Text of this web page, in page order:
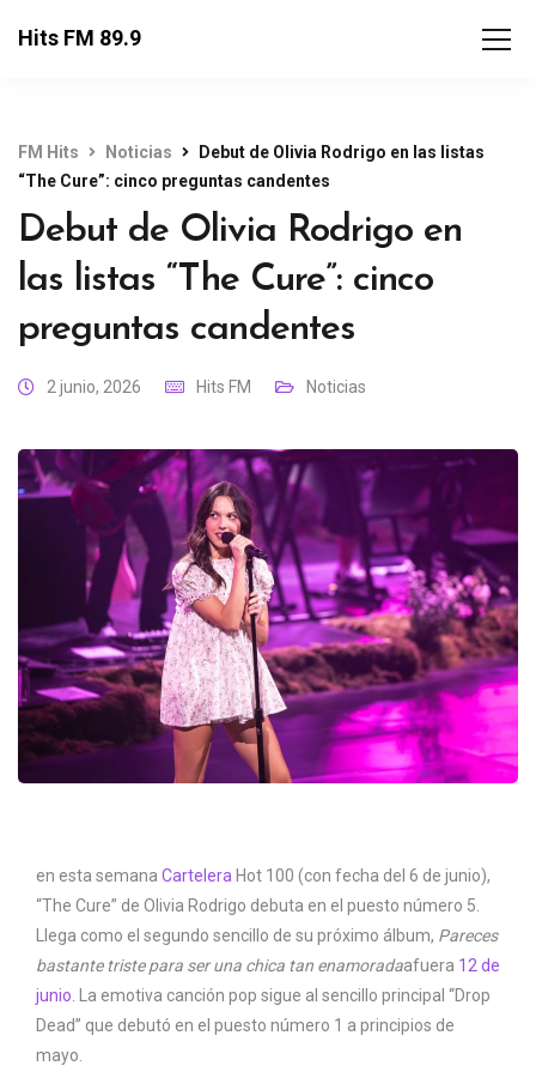
Hits FM 89.9
FM Hits Noticias
Debut de Olivia Rodrigo en las listas
“The Cure”: cinco preguntas candentes
Debut de Olivia Rodrigo en
las listas “The Cure”: cinco
preguntas candentes
2 junio, 2026 Hits FM Noticias
en esta semana Cartelera Hot 100 (con fecha del 6 de junio),
“The Cure” de Olivia Rodrigo debuta en el puesto número 5.
Llega como el segundo sencillo de su próximo álbum, Pareces
bastante triste para ser una chica tan enamoradaafuera 12 de
junio . La emotiva canción pop sigue al sencillo principal “Drop
Dead” que debutó en el puesto número 1 a principios de
mayo.